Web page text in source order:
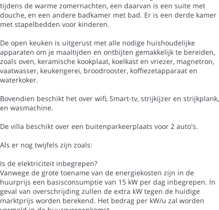
tijdens de warme zomernachten, een daarvan is een suite met
douche, en een andere badkamer met bad. Er is een derde kamer
met stapelbedden voor kinderen.
De open keuken is uitgerust met alle nodige huishoudelijke
apparaten om je maaltijden en ontbijten gemakkelijk te bereiden,
zoals oven, keramische kookplaat, koelkast en vriezer, magnetron,
vaatwasser, keukengerei, broodrooster, koffiezetapparaat en
waterkoker.
Bovendien beschikt het over wifi, Smart-tv, strijkijzer en strijkplank,
en wasmachine.
De villa beschikt over een buitenparkeerplaats voor 2 auto's.
Als er nog twijfels zijn zoals:
Is de elektriciteit inbegrepen?
Vanwege de grote toename van de energiekosten zijn in de
huurprijs een basisconsumptie van 15 kW per dag inbegrepen. In
geval van overschrijding zullen de extra kW tegen de huidige
marktprijs worden berekend. Het bedrag per kW/u zal worden